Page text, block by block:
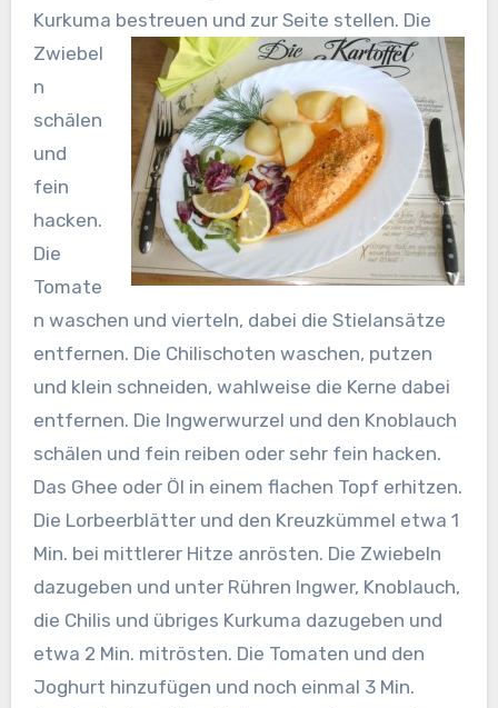
Kurkuma bestreuen und zur Seite stellen. Die
Zwiebel
n
schälen
und
fein
hacken.
Die
Tomate
n waschen und vierteln, dabei die Stielansätze
entfernen. Die Chilischoten waschen, putzen
und klein schneiden, wahlweise die Kerne dabei
entfernen. Die Ingwerwurzel und den Knoblauch
schälen und fein reiben oder sehr fein hacken.
Das Ghee oder Öl in einem flachen Topf erhitzen.
Die Lorbeerblätter und den Kreuzkümmel etwa 1
Min. bei mittlerer Hitze anrösten. Die Zwiebeln
dazugeben und unter Rühren Ingwer, Knoblauch,
die Chilis und übriges Kurkuma dazugeben und
etwa 2 Min. mitrösten. Die Tomaten und den
Joghurt hinzufügen und noch einmal 3 Min.